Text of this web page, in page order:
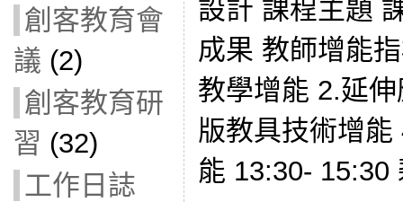
創客教育會
議 (2)
創客教育研
習 (32)
工作日誌
設計 課程主題
成果 教師增能
教學增能 2.延
版教具技術增
能 13:30- 15:30